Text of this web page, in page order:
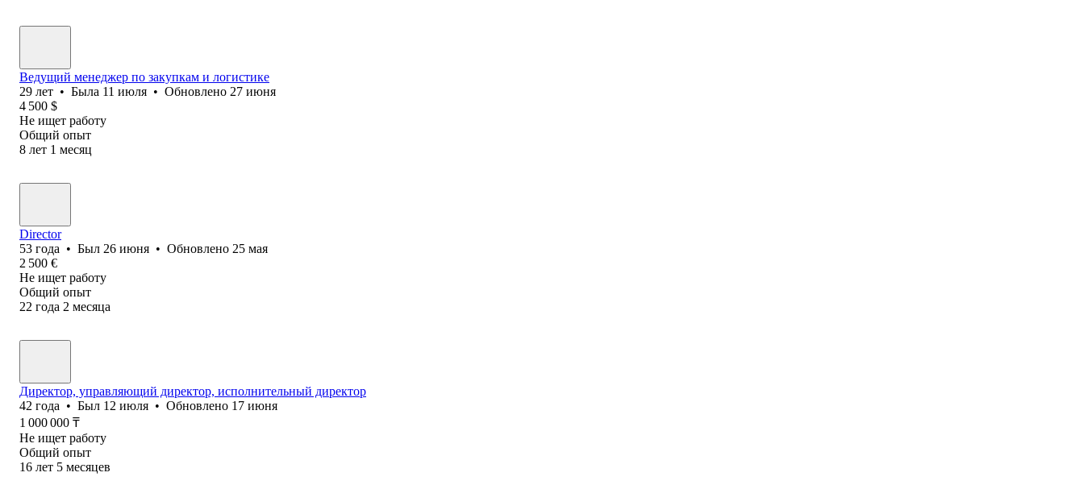
Ведущий менеджер по закупкам и логистике
29 лет • Была 11 июля • Обновлено 27 июня
4 500 $
Не ищет работу
Общий опыт
8 лет 1 месяц
Director
53 года • Был 26 июня • Обновлено 25 мая
2 500 €
Не ищет работу
Общий опыт
22 года 2 месяца
Директор, управляющий директор, исполнительный директор
42 года • Был 12 июля • Обновлено 17 июня
1 000 000 ₸
Не ищет работу
Общий опыт
16 лет 5 месяцев